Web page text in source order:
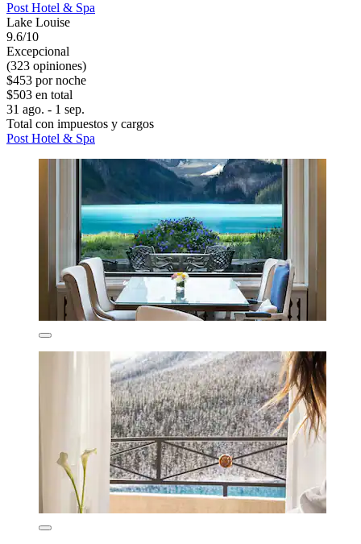
Post Hotel & Spa
Lake Louise
9.6/10
Excepcional
(323 opiniones)
$453 por noche
$503 en total
31 ago. - 1 sep.
Total con impuestos y cargos
Post Hotel & Spa